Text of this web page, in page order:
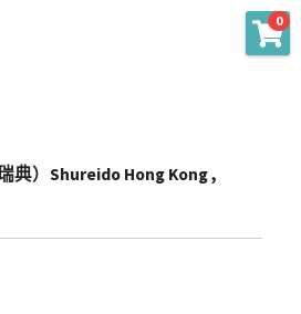
典）Shureido Hong Kong ,
0